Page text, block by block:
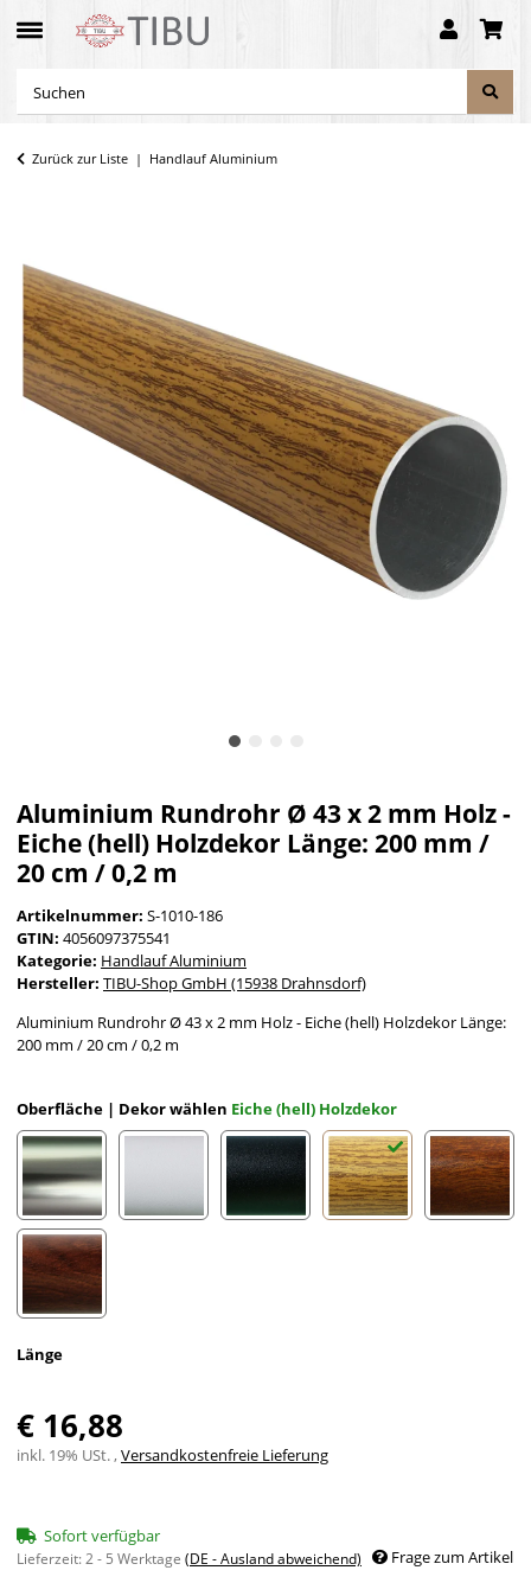
Zurück zur Liste Handlauf Aluminium
Aluminium Rundrohr Ø 43 x 2 mm Holz -
Eiche (hell) Holzdekor Länge: 200 mm /
20 cm / 0,2 m
Artikelnummer: S-1010-186
GTIN: 4056097375541
Kategorie: Handlauf Aluminium
Hersteller: TIBU-Shop GmbH (15938 Drahnsdorf)
Aluminium Rundrohr Ø 43 x 2 mm Holz - Eiche (hell) Holzdekor Länge:
200 mm / 20 cm / 0,2 m
Oberfläche | Dekor wählen Eiche (hell) Holzdekor
Edelstahloptik eloxiert
Länge
€ 16,88
inkl. 19% USt. ,Versandkostenfreie Lieferung
Sofort verfügbar
Lieferzeit:2 - 5 Werktage (DE - Ausland abweichend) Frage zum Artikel